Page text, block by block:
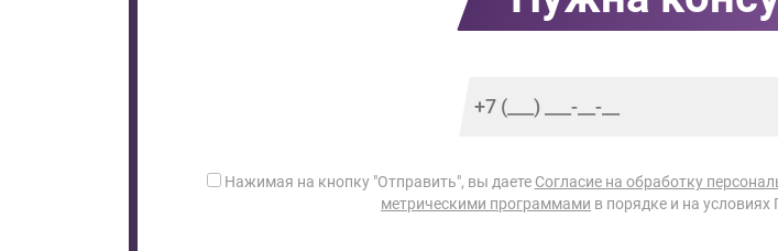
Нажимая на кнопку "Отправить", вы даете Согласие на обработку
метрическими программами в порядке и на